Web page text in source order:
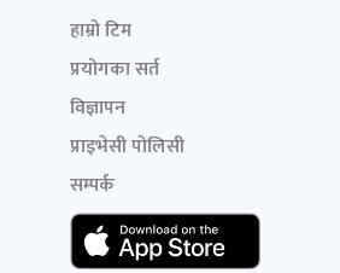
हाम्रो टिम
प्रयोगका सर्त
विज्ञापन
प्राइभेसी पोलिसी
सम्पर्क